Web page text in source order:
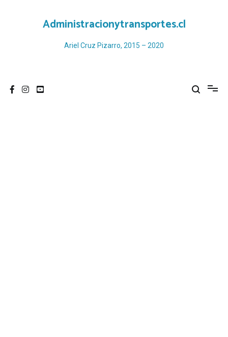
Administracionytransportes.cl
Ariel Cruz Pizarro, 2015 – 2020